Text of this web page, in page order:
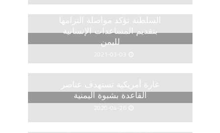
السلطنة تؤكد مواصلة التزامها
بتقديم المساعدات الإنسانية
لليمن
2021-03-03
غارة أمريكية تستهدف عناصر
القاعدة بشبوة اليمنية
2020-04-26